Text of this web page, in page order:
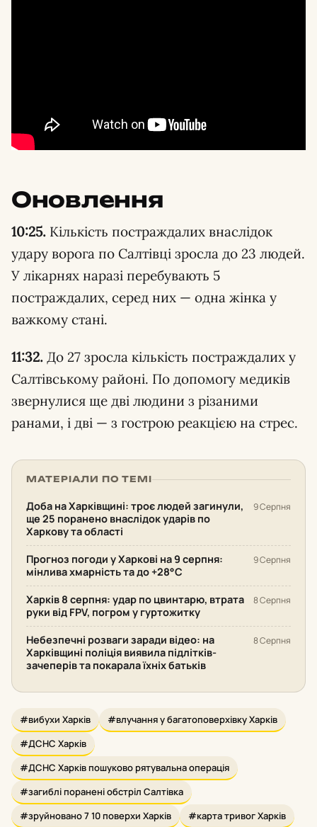
Оновлення
10:25. Кількість постраждалих внаслідок
удару ворога по Салтівці зросла до 23 людей.
У лікарнях наразі перебувають 5
постраждалих, серед них — одна жінка у
важкому стані.
11:32. До 27 зросла кількість постраждалих у
Салтівському районі. По допомогу медиків
звернулися ще дві людини з різаними
ранами, і дві — з гострою реакцією на стрес.
МАТЕРІАЛИ ПО ТЕМІ
Доба на Харківщині: троє людей загинули,
ще 25 поранено внаслідок ударів по
Харкову та області
9 Серпня
Прогноз погоди у Харкові на 9 серпня:
мінлива хмарність та до +28°С
9 Серпня
Харків 8 серпня: удар по цвинтарю, втрата
руки від FPV, погром у гуртожитку
8 Серпня
Небезпечні розваги заради відео: на
Харківщині поліція виявила підлітків-
зачеперів та покарала їхніх батьків
8 Серпня
#вибухи Харків
#влучання у багатоповерхівку Харків
#ДСНС Харків
#ДСНС Харків пошуково рятувальна операція
#загиблі поранені обстріл Салтівка
#зруйновано 7 10 поверхи Харків
#карта тривог Харків